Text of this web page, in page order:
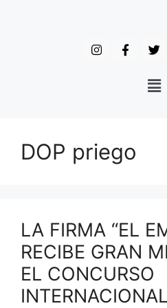
DOP priego
LA FIRMA “EL
RECIBE GRAN
EL CONCURSO